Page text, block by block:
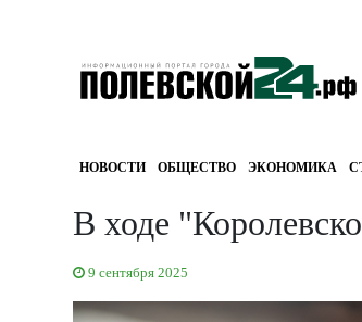
НОВОСТИ ОБЩЕСТВО ЭКОНОМИКА
В ходе
9 сентября 2025